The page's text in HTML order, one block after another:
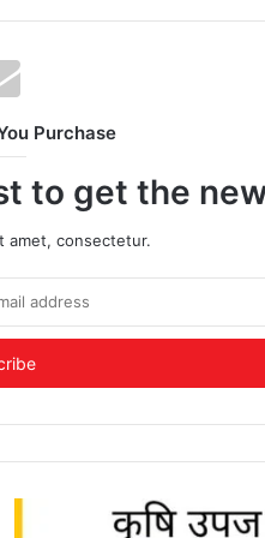
Purchase
to get the
amet, consectetur.